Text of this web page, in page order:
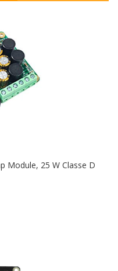
Module, 25 W Classe D